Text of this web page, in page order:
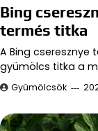
Bing
termés titka
A Bing cseresznye
gyümölcs titka a
Gyümölcsök